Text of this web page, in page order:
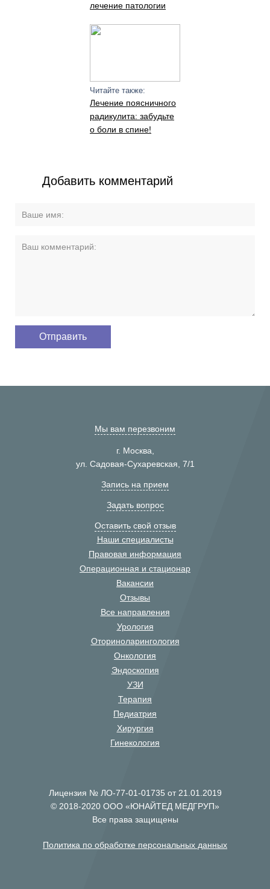
лечение патологии
Читайте также:
Лечение поясничного
радикулита: забудьте
о боли в спине!
Добавить комментарий
Мы вам перезвоним
г. Москва,
ул. Садовая-Сухаревская, 7/1
Запись на прием
Задать вопрос
Оставить свой отзыв
Наши специалисты
Правовая информация
Операционная и стационар
Вакансии
Отзывы
Все направления
Урология
Оториноларингология
Онкология
Эндоскопия
УЗИ
Терапия
Педиатрия
Хирургия
Гинекология
Лицензия № ЛО-77-01-01735 от 21.01.2019
© 2018-2020 ООО «ЮНАЙТЕД МЕДГРУП»
Все права защищены
Политика по обработке персональных данных